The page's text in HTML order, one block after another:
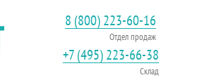
8 (800) 223-60-16
Отдел продаж
+7 (495) 223-66-38
Склад